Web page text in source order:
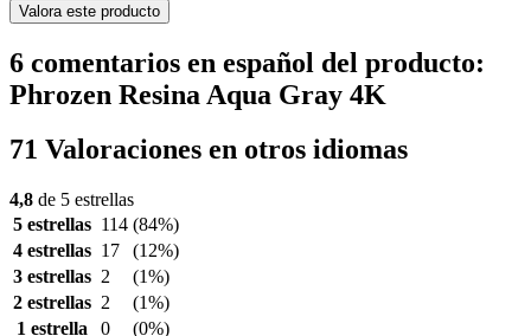
Valora este producto
6 comentarios en español del producto:
Phrozen Resina Aqua Gray 4K
71 Valoraciones en otros idiomas
4,8 de 5 estrellas
5 estrellas 114 (84%)
4 estrellas 17
(12%)
3 estrellas 2
(1%)
2 estrellas 2
(1%)
1 estrella
0 (0%)